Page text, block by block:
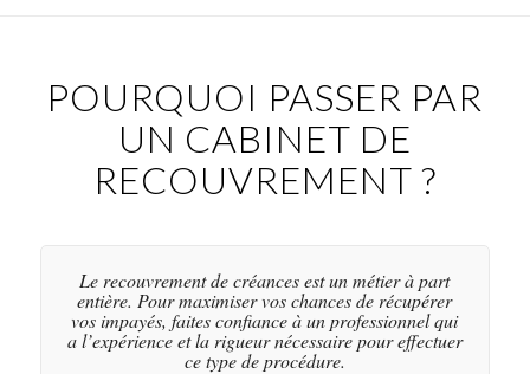
POURQUOI PASSER PAR
UN CABINET DE
RECOUVREMENT ?
Le recouvrement de créances est un métier à part
entière. Pour maximiser vos chances de récupérer
vos impayés, faites confiance à un professionnel qui
a l’expérience et la rigueur nécessaire pour effectuer
ce type de procédure.